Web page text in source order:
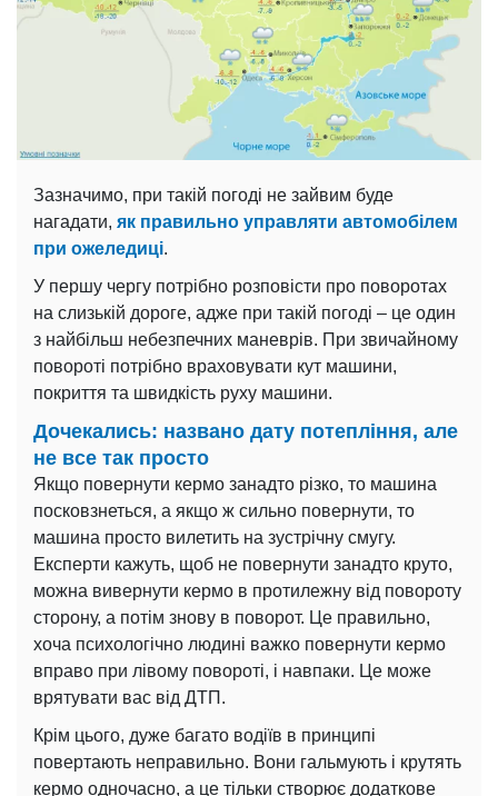
Зазначимо, при такій погоді не зайвим буде
нагадати, як правильно управляти автомобілем
при ожеледиці.
У першу чергу потрібно розповісти про поворотах
на слизькій дороге, адже при такій погоді – це один
з найбільш небезпечних маневрів. При звичайному
повороті потрібно враховувати кут машини,
покриття та швидкість руху машини.
Дочекались: названо дату потепління, але
не все так просто
Якщо повернути кермо занадто різко, то машина
посковзнеться, а якщо ж сильно повернути, то
машина просто вилетить на зустрічну смугу.
Експерти кажуть, щоб не повернути занадто круто,
можна вивернути кермо в протилежну від повороту
сторону, а потім знову в поворот. Це правильно,
хоча психологічно людині важко повернути кермо
вправо при лівому повороті, і навпаки. Це може
врятувати вас від ДТП.
Крім цього, дуже багато водіїв в принципі
повертають неправильно. Вони гальмують і крутять
кермо одночасно, а це тільки створює додаткове